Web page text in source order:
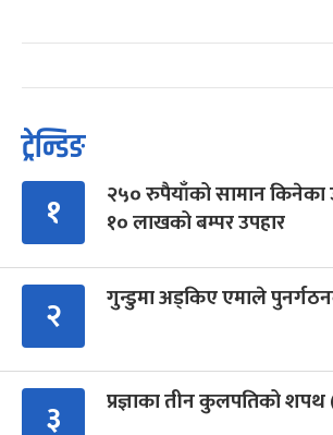
ट्रेन्डिङ
१
२५० रुपैयाँको सामान किनेका
१० लाखको बम्पर उपहार
२ गुन्डुमा अड्किए एमाले
३ प्रज्ञाका तीन कुलपतिको